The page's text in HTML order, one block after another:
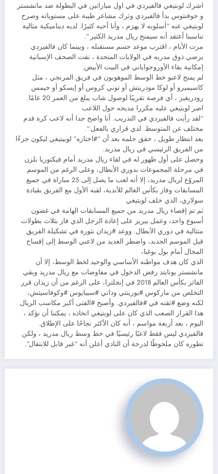
‏اشرك لوبتيغي فالفيردي في اول مباراتين في البطولة ضد مانشستر
و جوفنتوس بدأ فالفيردي وترك مشاعر طيبة على مستوياته وصرح
لوبتيغي عنه “أسلوبه لا يهزم ، وأنا أحبه كثيرًا. لديه ديناميكية مثالية
تناسبنا أعتقد أنه سيمنح ريال مدريد الكثير “.
‏مرت الأيام ، اقترب موعد حسم مستقبله ، وبينما كان فالفيردي
يرضي ذوق مدربه في الولايات المتحدة ، نفت الصحف الإسبانية
إمكانية بقاء الأوروجواياني في البيت الأبيض.
‏لم يمنح لاعبو خط الوسط الموهوبون في فريق المرنجي ، مثل
كاسيميرو أو لوكا مودريتش أو توني كروس أو إيسكو أو جيمس
رودريغيز ، أي فرصة تقريبًا لوصول شاب يبلغ من العمر 20 عامًا.
‏اصر لوبتيغي عليه مكررا مديحه حول اللاعب
“لقد رأيت فالفيردي في التدريب. أنا واضح جدا أنه لاعب كرة قدم
مختلف عن المتوسط. لدي قراري بالفعل “.
بعد انتظار طويل ، حقق حلمه بعد أن “#اختاره” لوبيتيغي ليكون جزءًا
من الفريق الرئيسي في ريال مدريد.
‏وحصل على أول ظهور له في لقاء ريال مدريد أمام فيكتوريا بلزن
في مرحلة المجموعات بدوري الأبطال، وعلى الرغم من الموسم
المروّع لريال مدريد، إلا أنه لعب ما يصل إلى 25 مباراة في جميع
المسابقات وفاز بكأس العالم للأندية، لقبه الأول مع الفريق بقيادة
سولاري، الذي خلف لوبتيغي
‏ثم تم إقصاء ريال مدريد من جميع المسابقات الهامة في غضون
أسبوع واحد، وعمل بيريز على إعادة الرجل الذي فاز بثلاث بطولات
متتالية في دوري الأبطال. ووعد #زيدان بثورة في تشكيلة الفريق
قبل الموسم الجديد، واضطر العديد من لاعبي الوسط إلى إفساح
المجال أمام بول بوغبا،
‏الذي كان هدف مواطنه الأساسي والوحيد لخط الوسط، إلا أن
مانشستر يونايتد رفض الدخول في مفاوضات مع ريال مدريد وبقي
الفائز بكأس العالم 2018 في إنجلترا، على الرغم من أن زيدان قرر
التخلص من ماركوس #يورينتي وداني #سيبايوس #وكوفاسيتش،
لكنه وضع #ثقته في #فالفيردي. وأصبح #الفتى أكبر مكاسب الريال
‏هذا القرار الصعب الذي كان على لوبتيغي اتخاذه ، يمكننا أن نؤكد ،
اليوم ، بعد أربعة مواسم ، أنه كان الأكثر نجاحًا على الإطلاق.
فالفيردي ليس فقط لاعبًا رئيسيًا في خط وسط ريال مدريد ، ولكن
تطوره كان ملحوظًا لدرجة أن النادي أعلن أنه “غير قابل للانتقال”.